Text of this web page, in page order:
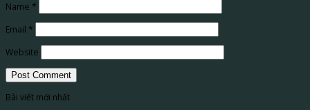
Name *
Email *
Website
Bài viết mới nhất